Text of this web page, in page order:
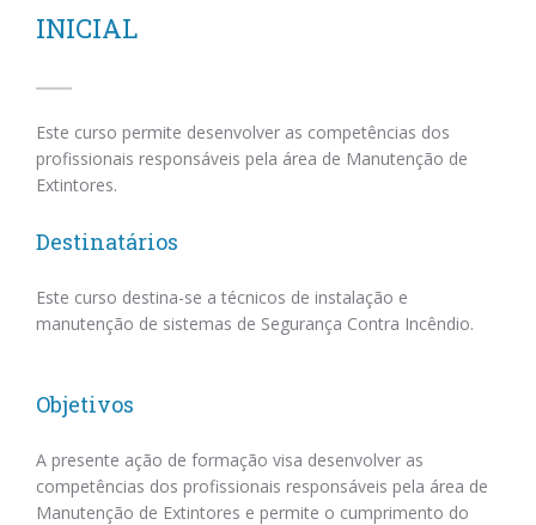
INICIAL
Este curso permite desenvolver as competências dos
profissionais responsáveis pela área de Manutenção de
Extintores.
Destinatários
Este curso destina-se a técnicos de instalação e
manutenção de sistemas de Segurança Contra Incêndio.
Objetivos
A presente ação de formação visa desenvolver as
competências dos profissionais responsáveis pela área de
Manutenção de Extintores e permite o cumprimento do